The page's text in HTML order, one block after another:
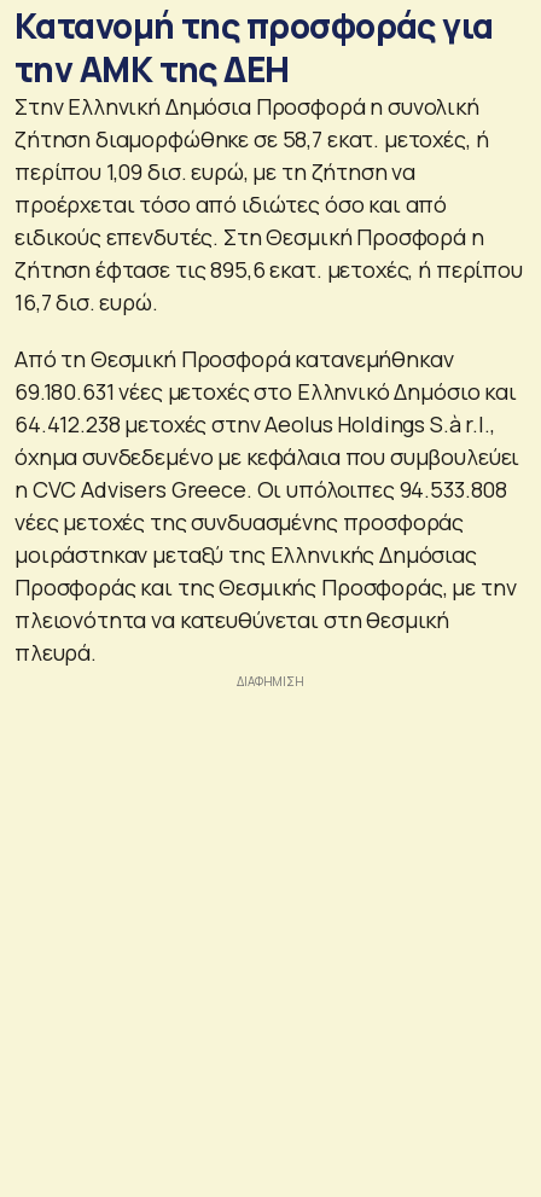
Κατανομή της προσφοράς για
την ΑΜΚ της ΔΕΗ
Στην Ελληνική Δημόσια Προσφορά η συνολική
ζήτηση διαμορφώθηκε σε 58,7 εκατ. μετοχές, ή
περίπου 1,09 δισ. ευρώ, με τη ζήτηση να
προέρχεται τόσο από ιδιώτες όσο και από
ειδικούς επενδυτές. Στη Θεσμική Προσφορά η
ζήτηση έφτασε τις 895,6 εκατ. μετοχές, ή περίπου
16,7 δισ. ευρώ.
Από τη Θεσμική Προσφορά κατανεμήθηκαν
69.180.631 νέες μετοχές στο Ελληνικό Δημόσιο και
64.412.238 μετοχές στην Aeolus Holdings S.à r.l.,
όχημα συνδεδεμένο με κεφάλαια που συμβουλεύει
η CVC Advisers Greece. Οι υπόλοιπες 94.533.808
νέες μετοχές της συνδυασμένης προσφοράς
μοιράστηκαν μεταξύ της Ελληνικής Δημόσιας
Προσφοράς και της Θεσμικής Προσφοράς, με την
πλειονότητα να κατευθύνεται στη θεσμική
πλευρά.